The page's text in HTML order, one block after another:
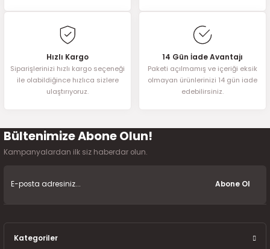
Hızlı Kargo
Siparişlerinizi hızlı kargo seçeneği
ile olabildiğince hızlıca sizlere
ulaştırıyoruz.
14 Gün İade Avantajı
Paketi açılmamış ve içeriği eksik
olmayan ürünlerinizi 14 gün iade
edebilirsiniz.
Bültenimize Abone Olun!
Kampanyalardan ilk siz haberdar olun.
Abone Ol
Kategoriler